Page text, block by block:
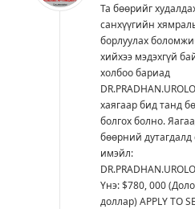
Та бөөрийг
санхүүгийн
борлуулах
хийхээ мэдэхгүй
холбоо бариад
хаягаар бид танд
болгох болно.
бөөрний
имэйл:
Yнэ: $780, 000
доллар) APPLY TO